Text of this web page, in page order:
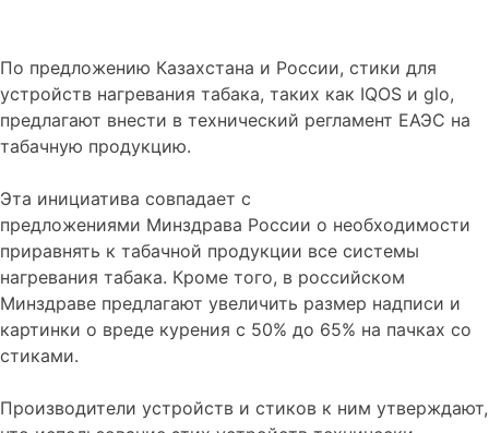
По предложению Казахстана и России, стики для
устройств нагревания табака, таких как IQOS и glo,
предлагают внести в технический регламент ЕАЭС на
табачную продукцию.
Эта инициатива совпадает с
предложениями Минздрава России о необходимости
приравнять к табачной продукции все системы
нагревания табака. Кроме того, в российском
Минздраве предлагают увеличить размер надписи и
картинки о вреде курения с 50% до 65% на пачках со
стиками.
Производители устройств и стиков к ним утверждают,